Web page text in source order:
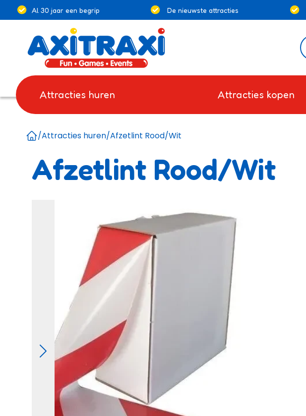
Al 30 jaar een begrip De nieuwste attracties
Attracties huren Attracties kopen
/Attracties huren/Afzetlint Rood/Wit
Afzetlint Rood/Wit